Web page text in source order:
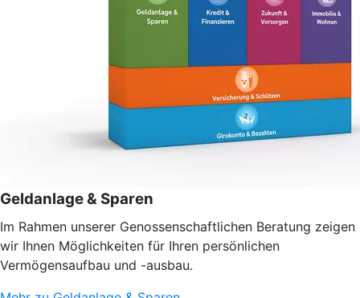
Geldanlage & Sparen
Im Rahmen unserer Genossenschaftlichen Beratung zeigen
wir Ihnen Möglichkeiten für Ihren persönlichen
Vermögensaufbau und -ausbau.